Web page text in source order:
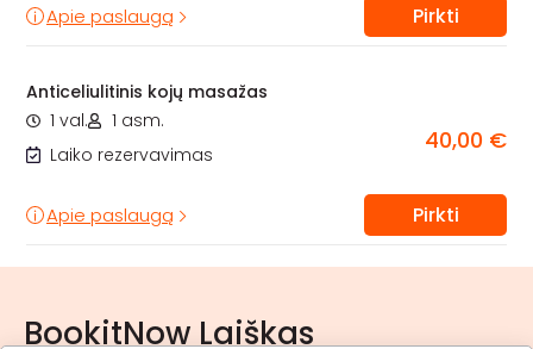
Apie paslaugą Pirkti
Anticeliulitinis kojų masažas
1 val.
1 asm.
Laiko rezervavimas
40,00 €
Apie paslaugą Pirkti
BookitNow Laiškas